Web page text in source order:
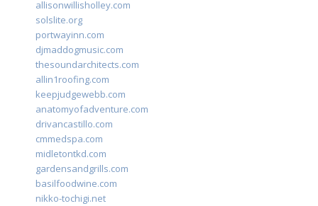
allisonwillisholley.com
solslite.org
portwayinn.com
djmaddogmusic.com
thesoundarchitects.com
allin1roofing.com
keepjudgewebb.com
anatomyofadventure.com
drivancastillo.com
cmmedspa.com
midletontkd.com
gardensandgrills.com
basilfoodwine.com
nikko-tochigi.net